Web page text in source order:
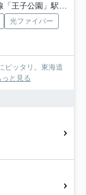
子公園」駅 徒歩7分
光ファイバー
ピッタリ。東海道
っと見る